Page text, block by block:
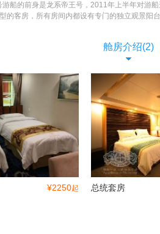
游船的前身是龙系帝王号，2011年上半年对游
的客房，所有房间内都设有专门的独立观景阳
舱房介绍(2)
¥2250起 总统套房